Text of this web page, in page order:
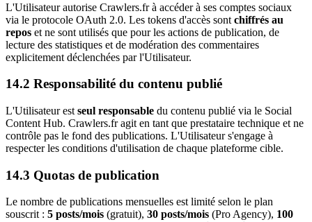
L'Utilisateur autorise Crawlers.fr à accéder à ses comptes sociaux
via le protocole OAuth 2.0. Les tokens d'accès sont chiffrés au
repos et ne sont utilisés que pour les actions de publication, de
lecture des statistiques et de modération des commentaires
explicitement déclenchées par l'Utilisateur.
14.2 Responsabilité du contenu publié
L'Utilisateur est seul responsable du contenu publié via le Social
Content Hub. Crawlers.fr agit en tant que prestataire technique et ne
contrôle pas le fond des publications. L'Utilisateur s'engage à
respecter les conditions d'utilisation de chaque plateforme cible.
14.3 Quotas de publication
Le nombre de publications mensuelles est limité selon le plan
souscrit : 5 posts/mois (gratuit), 30 posts/mois (Pro Agency), 100